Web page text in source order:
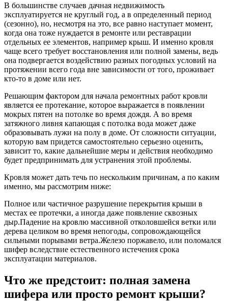
В большинстве случаев дачная недвижимость
эксплуатируется не круглый год, а в определенный период
(сезонно), но, несмотря на это, все равно наступает момент,
когда она тоже нуждается в ремонте или реставрации
отдельных ее элементов, например крыш. И именно кровля
чаще всего требует восстановления или полной замены, ведь
она подвергается воздействию разных погодных условий на
протяжении всего года вне зависимости от того, проживает
кто-то в доме или нет.
Решающим фактором для начала ремонтных работ кровли
является ее протекание, которое выражается в появлении
мокрых пятен на потолке во время дождя. А во время
затяжного ливня капающая с потолка вода может даже
образовывать лужи на полу в доме. От сложности ситуации,
которую вам придется самостоятельно серьезно оценить,
зависит то, какие дальнейшие меры и действия необходимо
будет предпринимать для устранения этой проблемы.
Кровля может дать течь по нескольким причинам, а по каким
именно, мы рассмотрим ниже:
Полное или частичное разрушение перекрытия крыши в
местах ее протечки, а иногда даже появление сквозных
дыр.Падение на кровлю массивной отколовшейся ветки или
дерева целиком во время непогоды, сопровождающейся
сильными порывами ветра.Железо поржавело, или поломался
шифер вследствие естественного истечения срока
эксплуатации материалов.
Что же предстоит: полная замена
шифера или просто ремонт крыши?